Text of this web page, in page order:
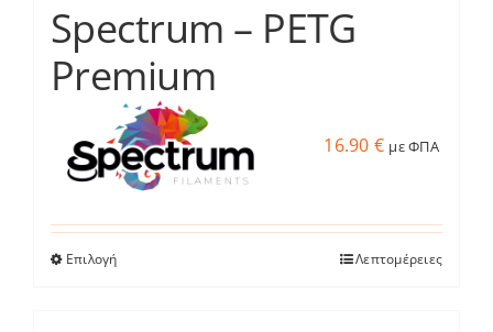
προϊόντος
Spectrum – PETG
Premium
16.90 € με ΦΠΑ
ΕπιλογήΑυτό
Λεπτομέρειες